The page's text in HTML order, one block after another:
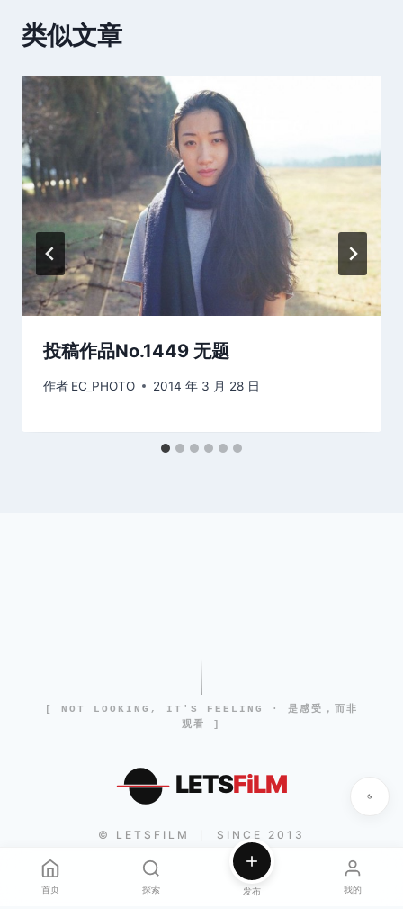
类似文章
投稿作品No.1449 无题
作者 EC_PHOTO 2014 年 3 月 28 日
[ NOT LOOKING, IT'S FEELING · 是感受，而非
观看 ]
LETSFiLM
© LETSFILM SINCE 2013
首页 探索 发布 我的